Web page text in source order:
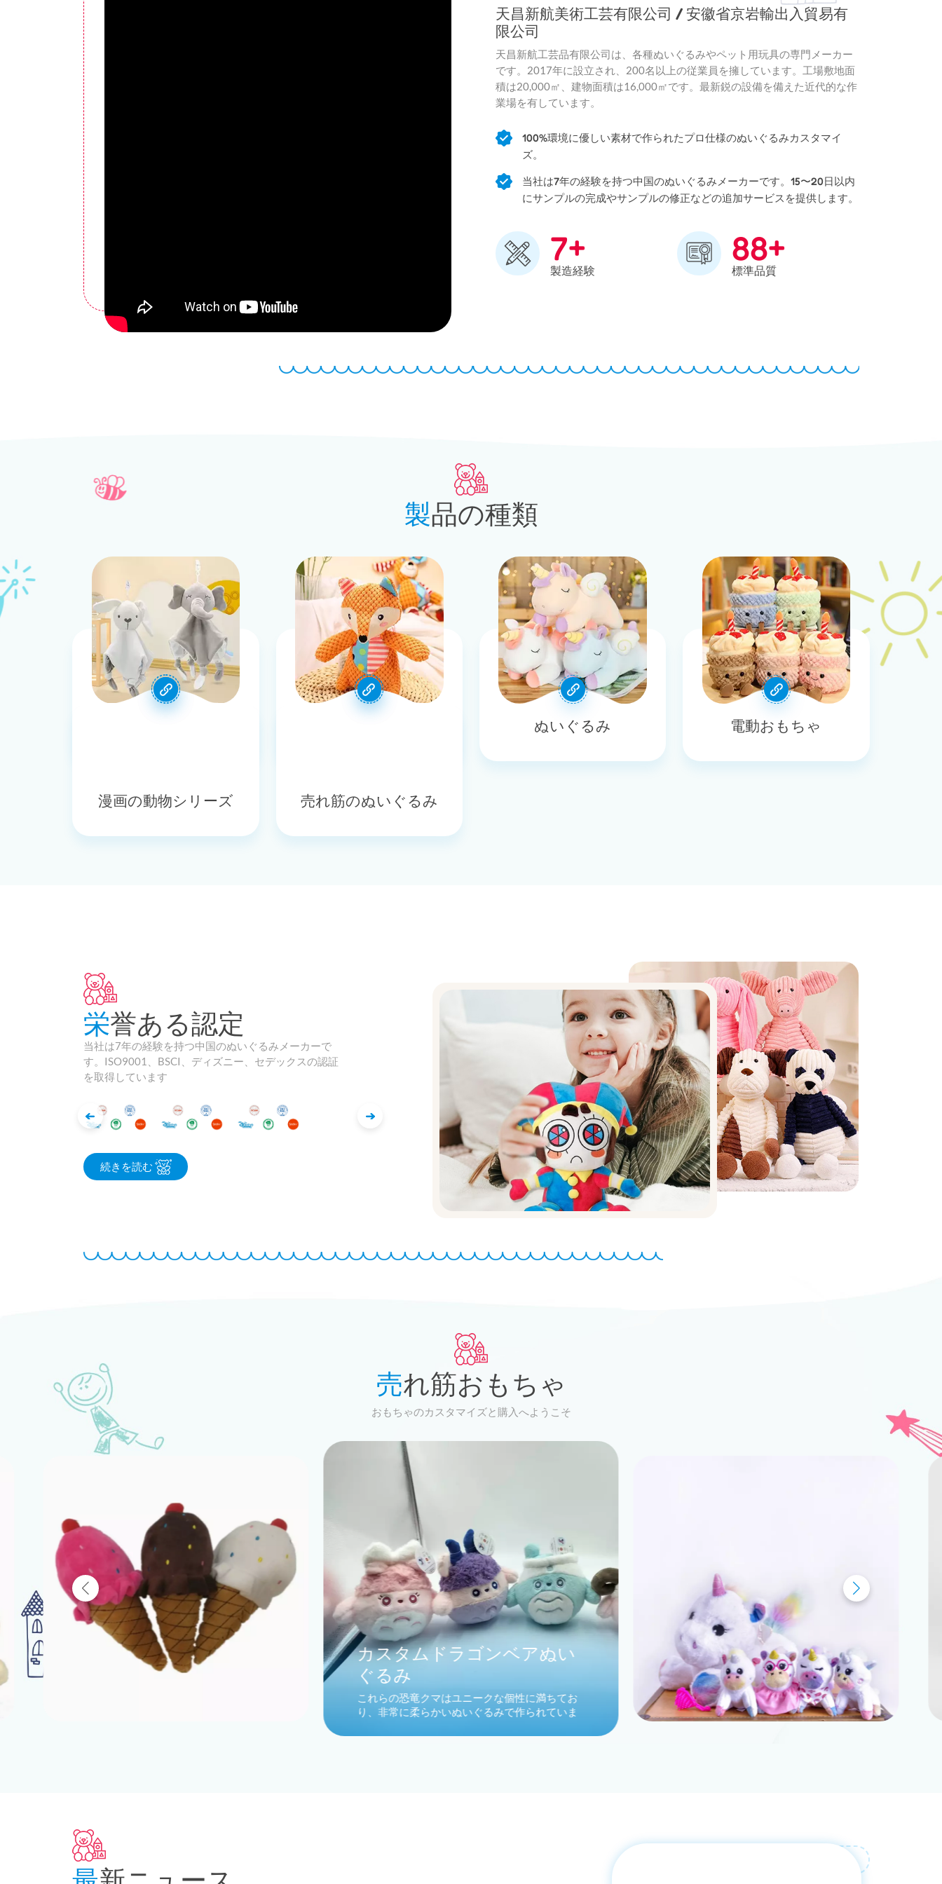
天昌新航美術工芸有限公司 / 安徽省京岩輸出入貿易有
限公司
天昌新航工芸品有限公司は、各種ぬいぐるみやペット用玩具の専門メーカー
です。2017年に設立され、200名以上の従業員を擁しています。工場敷地面
積は20,000㎡、建物面積は16,000㎡です。最新鋭の設備を備えた近代的な作
業場を有しています。
100%環境に優しい素材で作られたプロ仕様のぬいぐるみカスタマイ
ズ。
当社は7年の経験を持つ中国のぬいぐるみメーカーです。15〜20日以内
にサンプルの完成やサンプルの修正などの追加サービスを提供します。
7+
製造経験
88+
標準品質
製品の種類
ぬいぐるみ 電動おもちゃ
漫画の動物シリーズ 売れ筋のぬいぐるみ
栄誉ある認定
当社は7年の経験を持つ中国のぬいぐるみメーカーで
す。ISO9001、BSCI、ディズニー、セデックスの認証
を取得しています
続きを読む
売れ筋おもちゃ
おもちゃのカスタマイズと購入へようこそ
カスタムドラゴンベアぬい
ぐるみ
これらの恐竜クマはユニークな個性に満ちてお
り、非常に柔らかいぬいぐるみで作られていま
達まで、誰もが飼う価値があります。